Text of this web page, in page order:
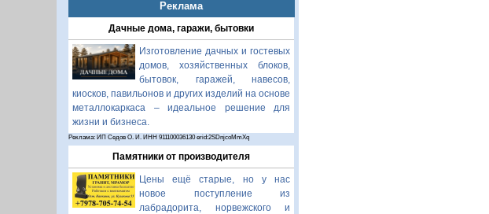
Реклама
Дачные дома, гаражи, бытовки
Изготовление дачных и гостевых
домов, хозяйственных блоков,
бытовок, гаражей, навесов,
киосков, павильонов и других изделий на основе
металлокаркаса – идеальное решение для
жизни и бизнеса.
Реклама: ИП Седов О. И. ИНН 911100036130 erid:2SDnjcoMmXq
Памятники от производителя
Цены ещё старые, но у нас
новое поступление из
лабрадорита, норвежского и